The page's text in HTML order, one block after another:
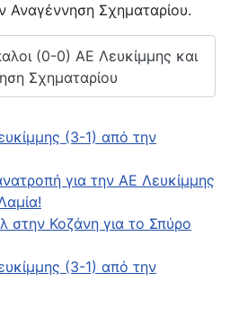
Αναγέννηση Σχηματαρίου.
(0-0) ΑΕ Λευκίμμης και
Σχηματαρίου
(3-1) από την
για την ΑΕ Λευκίμμης
στην Κοζάνη για το Σπύρο
(3-1) από την